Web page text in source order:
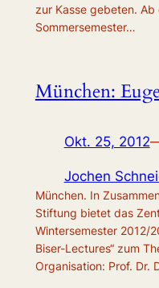
zur Kasse gebeten.
Sommersemester…
München:
Okt. 25, 2012
Jochen
München. In
Stiftung bietet das
Wintersemester 2012/
Biser-Lectures“ zum
Organisation: Prof. Dr.